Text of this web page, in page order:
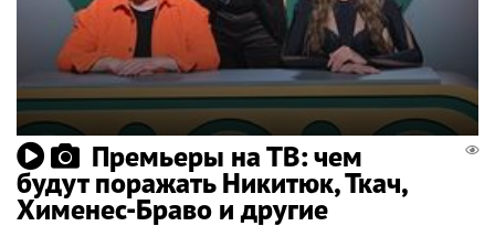
Премьеры на ТВ: чем
будут поражать Никитюк, Ткач,
Хименес-Браво и другие